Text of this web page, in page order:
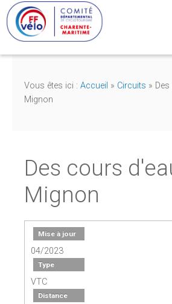
Vous êtes ici : Accueil » Circuits »
Mignon
Des cours
Mignon
Mise à jour
04/2023
Type
VTC
Distance